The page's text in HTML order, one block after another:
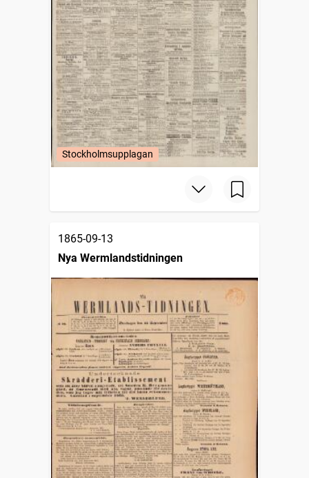
Stockholmsupplagan
1865-09-13
Nya Wermlandstidningen